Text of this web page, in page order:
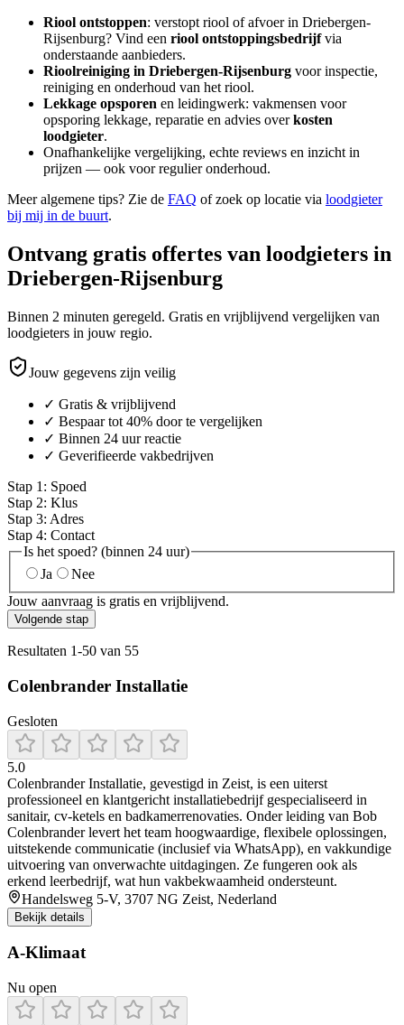
Riool ontstoppen: verstopt riool of afvoer in Driebergen-
Rijsenburg? Vind een riool ontstoppingsbedrijfvia
onderstaande aanbieders.
Rioolreiniging in Driebergen-Rijsenburg voor inspectie,
reiniging en onderhoud van het riool.
Lekkage opsporen en leidingwerk: vakmensen voor
opsporing lekkage, reparatie en advies overkosten
loodgieter.
Onafhankelijke vergelijking, echte reviews en inzicht in
prijzen — ook voor regulier onderhoud.
Meer algemene tips? Zie de FAQ of zoek op locatie via loodgieter
bij mij in de buurt.
Ontvang gratis offertes van loodgieters in
Driebergen-Rijsenburg
Binnen 2 minuten geregeld. Gratis en vrijblijvend vergelijken van
loodgieters in jouw regio.
Jouw gegevens zijn veilig
✓ Gratis & vrijblijvend
✓ Bespaar tot 40% door te vergelijken
✓ Binnen 24 uur reactie
✓ Geverifieerde vakbedrijven
Stap 1 : Spoed
Stap 2: Klus
Stap 3: Adres
Stap 4: Contact
Is het spoed? (binnen 24 uur)
Ja
Nee
Jouw aanvraag is gratis en vrijblijvend.
Volgende stap
Resultaten 1-50 van 55
Colenbrander Installatie
Gesloten
5.0
Colenbrander Installatie, gevestigd in Zeist, is een uiterst
professioneel en klantgericht installatiebedrijf gespecialiseerd in
sanitair, cv-ketels en badkamerrenovaties. Onder leiding van Bob
Colenbrander levert het team hoogwaardige, flexibele oplossingen,
uitstekende communicatie (inclusief via WhatsApp), en vakkundige
uitvoering van onverwachte uitdagingen. Ze fungeren ook als
erkend leerbedrijf, wat hun vakbekwaamheid ondersteunt.
Handelsweg 5-V, 3707 NG Zeist, Nederland
Bekijk details
A-Klimaat
Nu open